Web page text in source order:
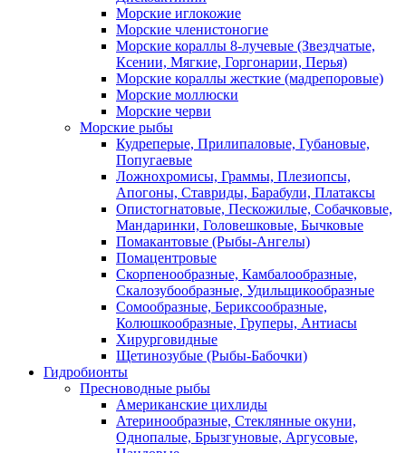
Морские иглокожие
Морские членистоногие
Морские кораллы 8-лучевые (Звездчатые,
Ксении, Мягкие, Горгонарии, Перья)
Морские кораллы жесткие (мадрепоровые)
Морские моллюски
Морские черви
Морские рыбы
Кудреперые, Прилипаловые, Губановые,
Попугаевые
Ложнохромисы, Граммы, Плезиопсы,
Апогоны, Ставриды, Барабули, Платаксы
Опистогнатовые, Пескожилые, Собачковые,
Мандаринки, Головешковые, Бычковые
Помакантовые (Рыбы-Ангелы)
Помацентровые
Скорпенообразные, Камбалообразные,
Скалозубообразные, Удильщикообразные
Сомообразные, Бериксообразные,
Колюшкообразные, Груперы, Антиасы
Хирурговидные
Щетинозубые (Рыбы-Бабочки)
Гидробионты
Пресноводные рыбы
Американские цихлиды
Атеринообразные, Стеклянные окуни,
Однопалые, Брызгуновые, Аргусовые,